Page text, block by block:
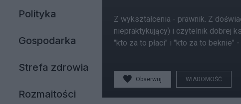
Polityka
Gospodarka
Strefa zdrowia
Rozmaitości
Z wykształcenia - prawnik. Z
niepraktykujący) i czytelnik dobrej
"kto za to płaci" i "kto za to beknie"
Obserwuj WIADOMOŚĆ